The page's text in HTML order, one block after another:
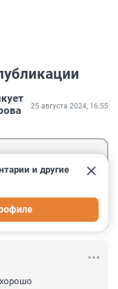
25 августа 2024, 16:55
и другие